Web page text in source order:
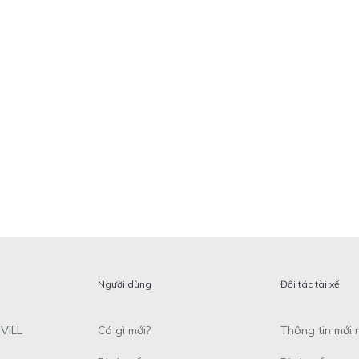
Người dùng
Có gì mới?
Đối tác tài xế
Thông tin mới